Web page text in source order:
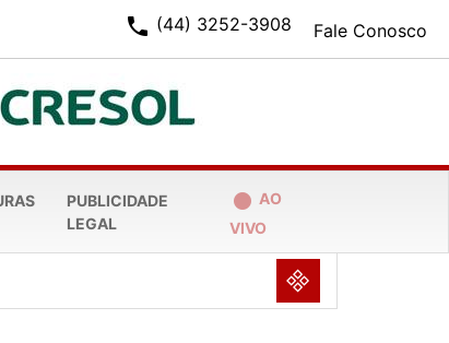
Fale Conosco
phone (44) 3252-3908
PUBLICIDADE
LEGAL
fiber_manual_record AO
VIVO
NULL